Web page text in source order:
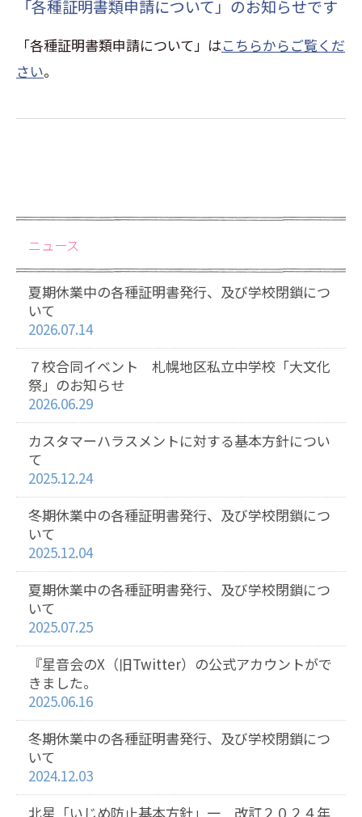
「各種証明書類申請について」のお知らせです
「各種証明書類申請について」はこちらからご覧くだ
さい。
ニュース
夏期休業中の各種証明書発行、及び学校閉鎖につ
いて
2026.07.14
７校合同イベント 札幌地区私立中学校「大文化
祭」のお知らせ
2026.06.29
カスタマーハラスメントに対する基本方針につい
て
2025.12.24
冬期休業中の各種証明書発行、及び学校閉鎖につ
いて
2025.12.04
夏期休業中の各種証明書発行、及び学校閉鎖につ
いて
2025.07.25
『星音会のX（旧Twitter）の公式アカウントがで
きました。
2025.06.16
冬期休業中の各種証明書発行、及び学校閉鎖につ
いて
2024.12.03
北星「いじめ防止基本方針」一 改訂２０２４年